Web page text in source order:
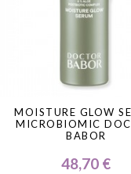
MOISTURE GLOW
MICROBIOMIC
BABOR
48,70 €